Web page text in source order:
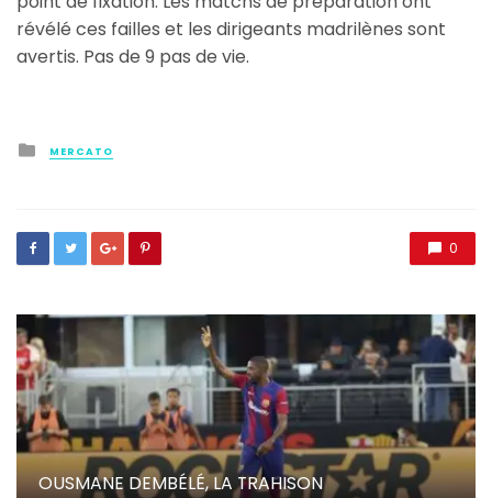
révélé ces failles et les dirigeants madrilènes sont
avertis. Pas de 9 pas de vie.
Posted
in
MERCATO
0
OUSMANE DEMBÉLÉ, LA TRAHISON